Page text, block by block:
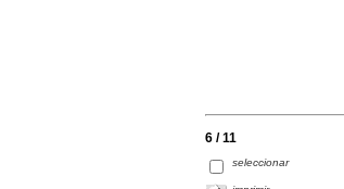
6 / 11
seleccionar